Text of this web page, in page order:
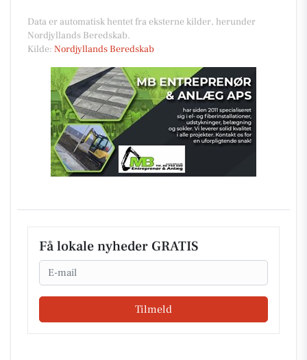
Data er automatisk hentet fra eksterne kilder, herunder
Nordjyllands Beredskab.
Kilde: Nordjyllands Beredskab
Få lokale nyheder GRATIS
Email
Tilmeld